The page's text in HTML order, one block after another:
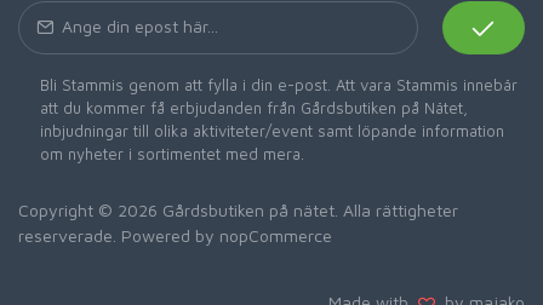
Bli Stammis genom att fylla i din e-post. Att vara Stammis innebär
att du kommer få erbjudanden från Gårdsbutiken på Nätet,
inbjudningar till olika aktiviteter/event samt löpande information
om nyheter i sortimentet med mera.
Copyright © 2026 Gårdsbutiken på nätet. Alla rättigheter
reserverade. Powered by nopCommerce